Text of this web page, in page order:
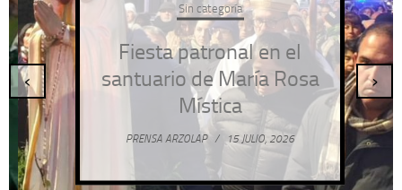
Sin categoría
Fiesta patronal en el
santuario de María Rosa
Mística
PRENSA ARZOLAP / 15 JULIO, 2026
‹ ›